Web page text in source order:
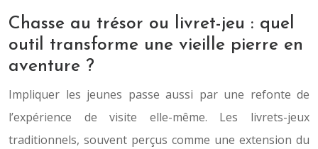
Chasse au trésor ou livret-jeu : quel
outil transforme une vieille pierre en
aventure ?
Impliquer les jeunes passe aussi par une refonte de
l’expérience de visite elle-même. Les livrets-jeux
traditionnels, souvent perçus comme une extension du